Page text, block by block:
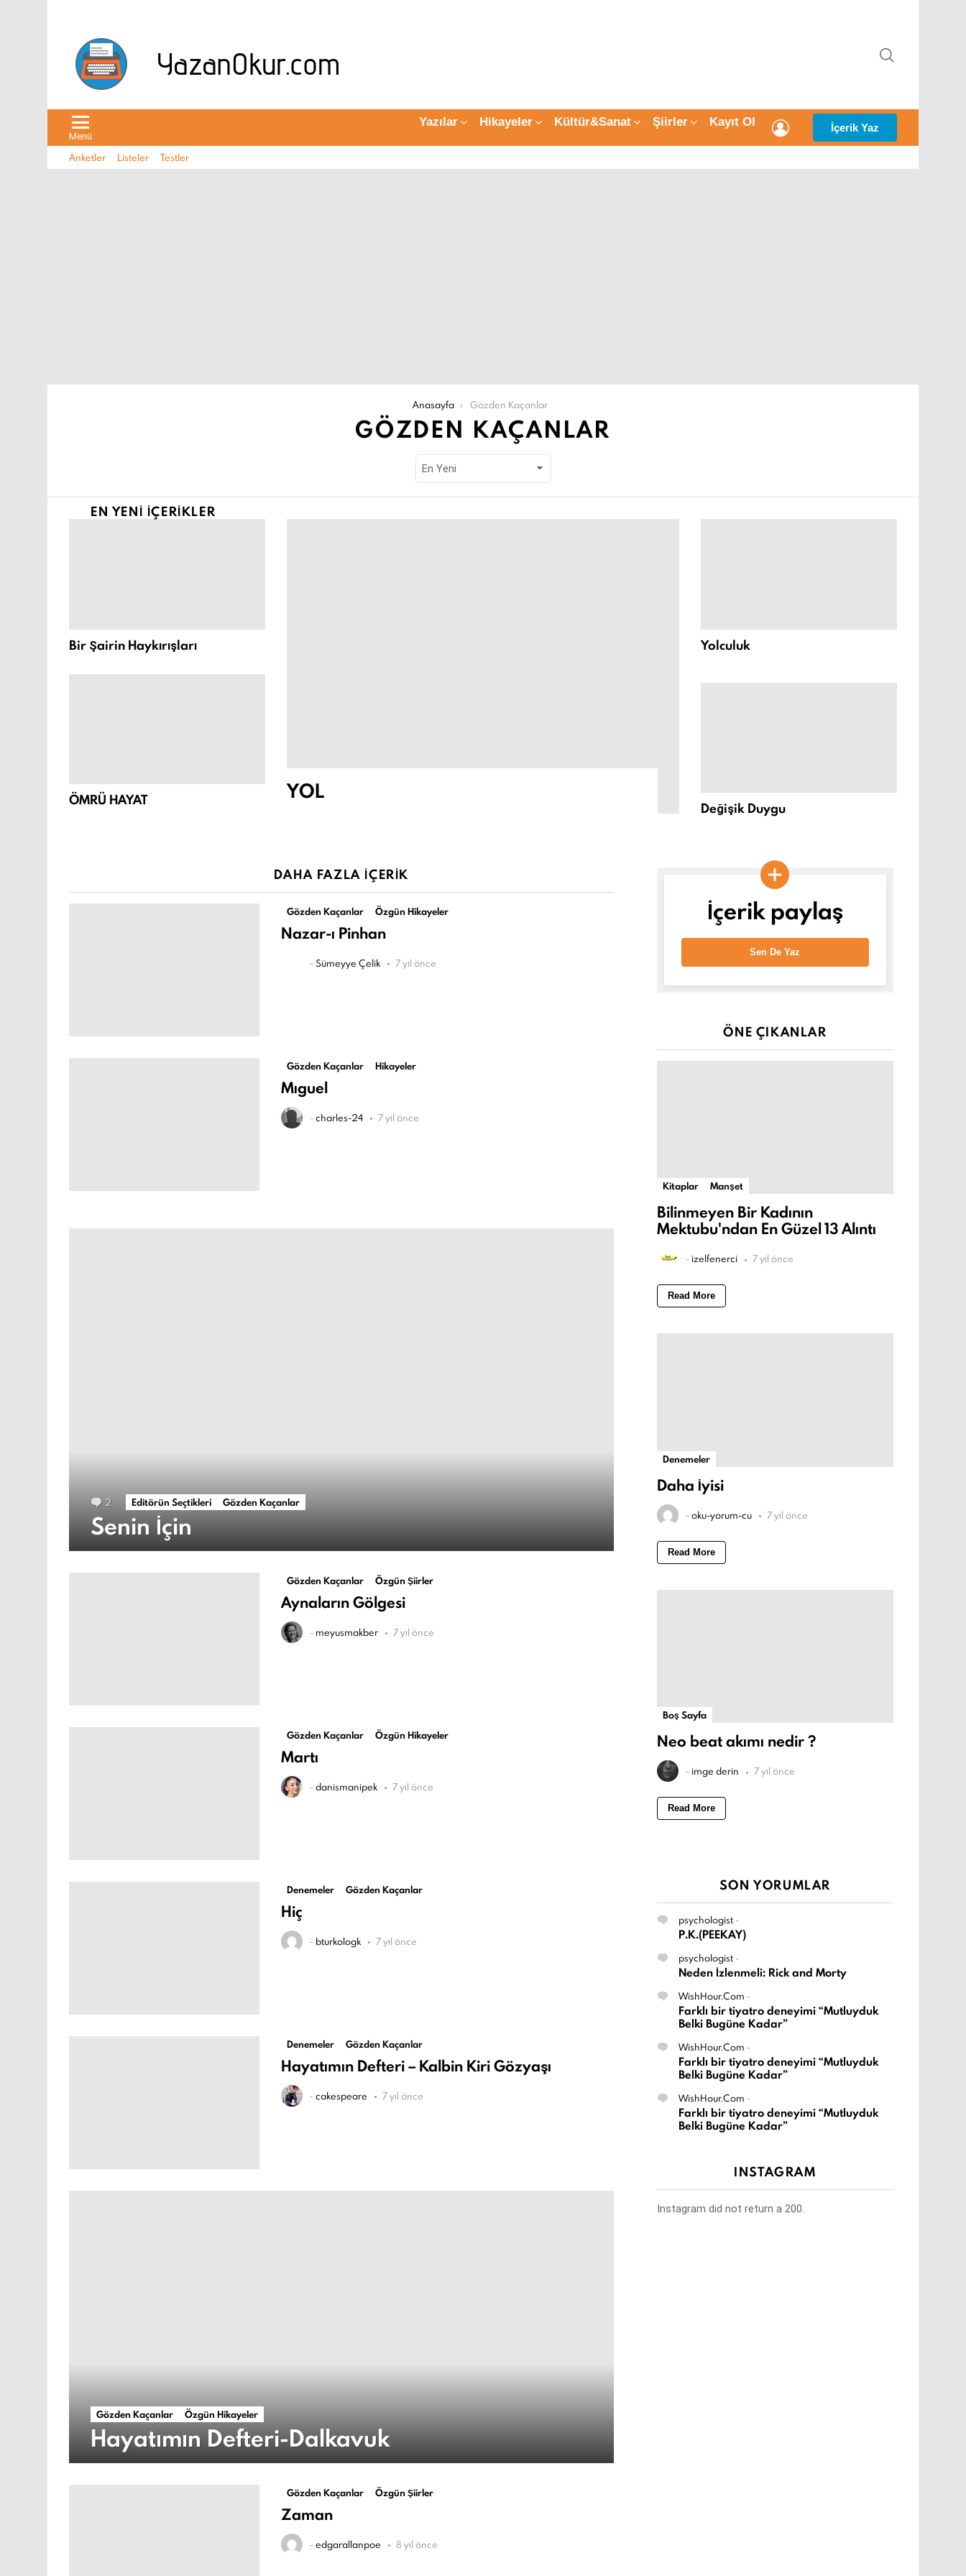
Menü
Yazılar Hikayeler Kültür&Sanat Şiirler Kayıt Ol İçerik Yaz
Anketler Listeler Testler
Anasayfa Gözden Kaçanlar
GÖZDEN KAÇANLAR
EN YENI İÇERIKLER
YOL
Bir Şairin Haykırışları
ÖMRÜ HAYAT
Yolculuk
Değişik Duygu
DAHA FAZLA İÇERIK
Gözden Kaçanlar Özgün Hikayeler
Nazar-ı Pinhan
- Sümeyye Çelik 7 yıl önce
Gözden Kaçanlar Hikayeler
Mıguel
-charles-24 7 yıl önce
2 YorumEditörün Seçtikleri Gözden Kaçanlar
Senin İçin
Gözden Kaçanlar Özgün Şiirler
Aynaların Gölgesi
- meyusmakber 7 yıl önce
Gözden Kaçanlar Özgün Hikayeler
Martı
-danismanipek 7 yıl önce
Denemeler Gözden Kaçanlar
Hiç
- bturkologk 7 yıl önce
Denemeler Gözden Kaçanlar
Hayatımın Defteri – Kalbin Kiri Gözyaşı
-cakespeare 7 yıl önce
Gözden Kaçanlar Özgün Hikayeler
Hayatımın Defteri-Dalkavuk
Gözden Kaçanlar Özgün Şiirler
Zaman
-edgarallanpoe 8 yıl önce
İçerik paylaş
Sen De Yaz
ÖNE ÇIKANLAR
Kitaplar Manşet
Bilinmeyen Bir Kadının
Mektubu'ndan En Güzel 13 Alıntı
- izelfenerci 7 yıl önce
Read More
Denemeler
Daha İyisi
-oku-yorum-cu 7 yıl önce
Read More
Boş Sayfa
Neo beat akımı nedir ?
- imge derin 7 yıl önce
Read More
SON YORUMLAR
psychologist -
P.K.(PEEKAY)
psychologist -
Neden İzlenmeli: Rick and Morty
WishHour.Com -
Farklı bir tiyatro deneyimi “Mutluyduk
Belki Bugüne Kadar”
WishHour.Com -
Farklı bir tiyatro deneyimi “Mutluyduk
Belki Bugüne Kadar”
WishHour.Com -
Farklı bir tiyatro deneyimi “Mutluyduk
Belki Bugüne Kadar”
INSTAGRAM
Instagram did not return a 200.